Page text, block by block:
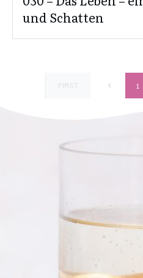
und Schatten
FIRST 1